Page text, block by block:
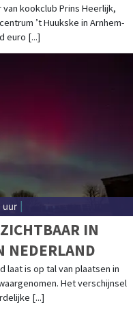
van kookclub Prins Heerlijk,
’t Huukske in Arnhem-
euro [...]
uur
IN
NEDERLAND
laat is op tal van plaatsen in
Het verschijnsel
[...]